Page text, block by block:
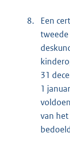
8.
Een
tweede
31
1
van